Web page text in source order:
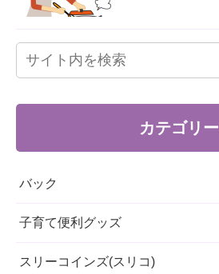
カテゴリー
バック
子育て便利グッズ
スリーコインズ(スリコ)